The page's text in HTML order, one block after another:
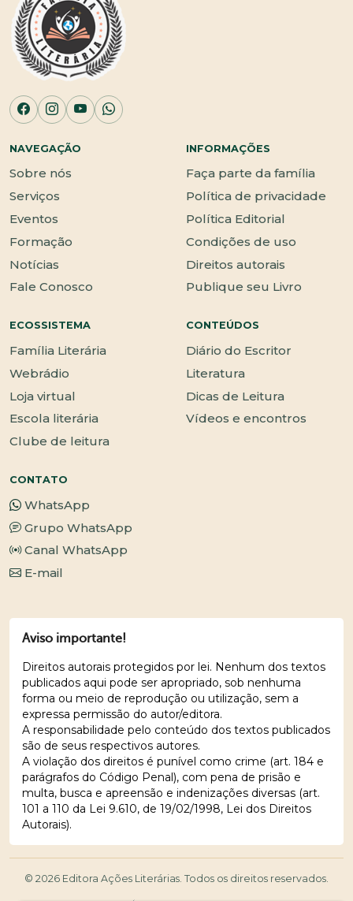
NAVEGAÇÃO
Sobre nós
Serviços
Eventos
Formação
Notícias
Fale Conosco
INFORMAÇÕES
Faça parte da família
Política de privacidade
Política Editorial
Condições de uso
Direitos autorais
Publique seu Livro
ECOSSISTEMA
Família Literária
Webrádio
Loja virtual
Escola literária
Clube de leitura
CONTEÚDOS
Diário do Escritor
Literatura
Dicas de Leitura
Vídeos e encontros
CONTATO
WhatsApp
Grupo WhatsApp
Canal WhatsApp
E-mail
Aviso importante!
Direitos autorais protegidos por lei. Nenhum dos textos
publicados aqui pode ser apropriado, sob nenhuma
forma ou meio de reprodução ou utilização, sem a
expressa permissão do autor/editora.
A responsabilidade pelo conteúdo dos textos publicados
são de seus respectivos autores.
A violação dos direitos é punível como crime (art. 184 e
parágrafos do Código Penal), com pena de prisão e
multa, busca e apreensão e indenizações diversas (art.
101 a 110 da Lei 9.610, de 19/02/1998, Lei dos Direitos
Autorais).
© 2026 Editora Ações Literárias. Todos os direitos reservados.